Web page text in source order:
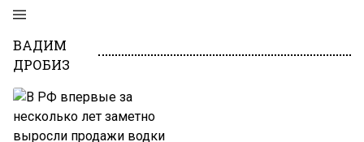
ВАДИМ
ДРОБИЗ